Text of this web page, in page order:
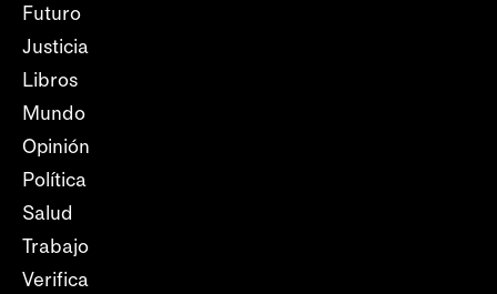
Futuro
Justicia
Libros
Mundo
Opinión
Política
Salud
Trabajo
Verifica